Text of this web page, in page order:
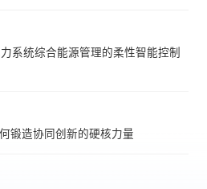
系统综合能源管理的柔性智能控制
锻造协同创新的硬核力量